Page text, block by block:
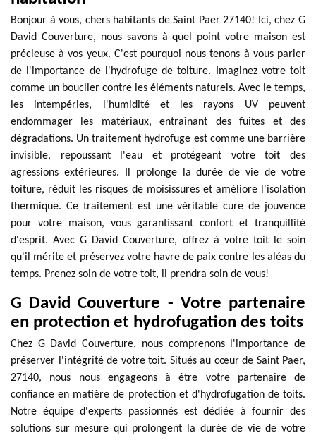
Bonjour à vous, chers habitants de Saint Paer 27140! Ici, chez G
David Couverture, nous savons à quel point votre maison est
précieuse à vos yeux. C'est pourquoi nous tenons à vous parler
de l'importance de l'hydrofuge de toiture. Imaginez votre toit
comme un bouclier contre les éléments naturels. Avec le temps,
les intempéries, l'humidité et les rayons UV peuvent
endommager les matériaux, entraînant des fuites et des
dégradations. Un traitement hydrofuge est comme une barrière
invisible, repoussant l'eau et protégeant votre toit des
agressions extérieures. Il prolonge la durée de vie de votre
toiture, réduit les risques de moisissures et améliore l'isolation
thermique. Ce traitement est une véritable cure de jouvence
pour votre maison, vous garantissant confort et tranquillité
d'esprit. Avec G David Couverture, offrez à votre toit le soin
qu'il mérite et préservez votre havre de paix contre les aléas du
temps. Prenez soin de votre toit, il prendra soin de vous!
G David Couverture - Votre partenaire
en protection et hydrofugation des toits
Chez G David Couverture, nous comprenons l'importance de
préserver l'intégrité de votre toit. Situés au cœur de Saint Paer,
27140, nous nous engageons à être votre partenaire de
confiance en matière de protection et d'hydrofugation de toits.
Notre équipe d'experts passionnés est dédiée à fournir des
solutions sur mesure qui prolongent la durée de vie de votre